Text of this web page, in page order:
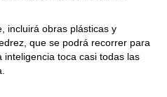
incluirá obras plásticas y
que se podrá recorrer para
toca casi todas las